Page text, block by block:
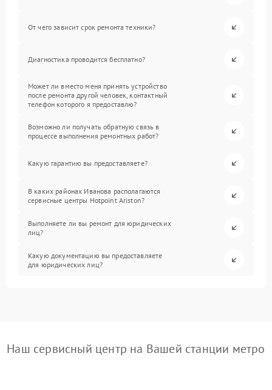
От чего зависит срок ремонта техники?
Диагностика проводится бесплатно?
Может ли вместо меня принять устройство
после ремонта другой человек, контактный
телефон которого я предоставлю?
Возможно ли получать обратную связь в
процессе выполнения ремонтных работ?
Какую гарантию вы предоставляете?
В каких районах Иванова располагаются
сервисные центры Hotpoint Ariston?
Выполняете ли вы ремонт для юридических
лиц?
Какую документацию вы предоставляете
для юридических лиц?
Наш сервисный центр на Вашей станции метро